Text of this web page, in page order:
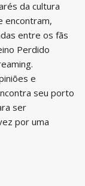
da cultura
encontram,
entre os fãs
Perdido
e
seu porto
ser
por uma